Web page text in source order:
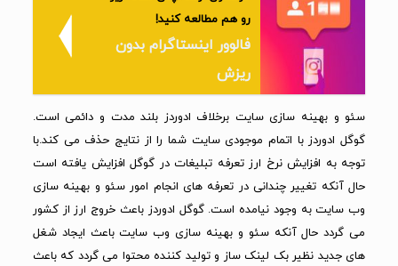
رو هم مطالعه کنید!
فالوور اینستاگرام بدون
ریزش
سئو و بهینه سازی سایت برخلاف ادوردز بلند مدت و دائمی است.
گوگل ادوردز با اتمام موجودی سایت شما را از نتایج حذف می کند.با
توجه به افزایش نرخ ارز تعرفه تبلیغات در گوگل افزایش یافته است
حال آنکه تغییر چندانی در تعرفه های انجام امور سئو و بهینه سازی
وب سایت به وجود نیامده است. گوگل ادوردز باعث خروج ارز از کشور
می گردد حال آنکه سئو و بهینه سازی وب سایت باعث ایجاد شغل
های جدید نظیر بک لینک ساز و تولید کننده محتوا می گردد که باعث